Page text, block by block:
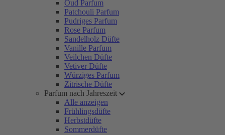
Oud Parfum
Patchouli Parfum
Pudriges Parfum
Rose Parfum
Sandelholz Düfte
Vanille Parfum
Veilchen Düfte
Vetiver Düfte
Würziges Parfum
Zitrische Düfte
Parfum nach Jahreszeit
Alle anzeigen
Frühlingsdüfte
Herbstdüfte
Sommerdüfte